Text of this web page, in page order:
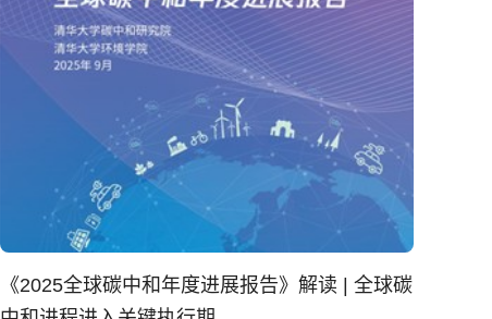
《2025全球碳中和年度进展报告》解读 | 全球碳